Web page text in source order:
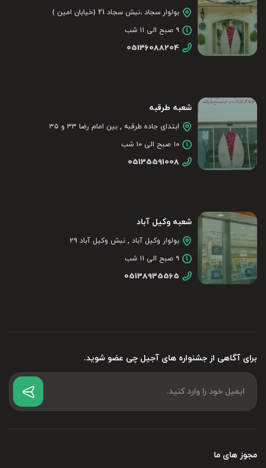
برای آگاهی از جشنواره های آجیل چی عضو شوید.
بولوار سجاد ،نبش سجاد 21 (خیابان امین )
۹ صبح الی ۱۱ شب
05136088204
شعبه طرقبه
ابتدای جاده طرقبه , بین امام رضا ۳۳ و ۳۵
۱۰ صبح الی ۱۰ شب
05135591008
شعبه وکیل آباد
بولوار وکیل آباد , نبش وکیل آباد ۲۹
۹ صبح الی ۱۱ شب
05138935565
مجوز های ما